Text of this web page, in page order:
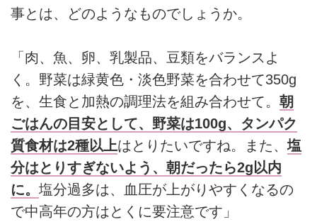
事とは、どのようなものでしょうか。
「肉、魚、卵、乳製品、豆類をバランスよ
く。野菜は緑黄色・淡色野菜を合わせて350g
を、生食と加熱の調理法を組み合わせて。 朝
ごはんの目安として、野菜は100g、タンパク
質食材は2種以上はとりたいですね。また、塩
分はとりすぎないよう、朝だったら2g以内
に。 塩分過多は、血圧が上がりやすくなるの
で中高年の方はとくに要注意です」